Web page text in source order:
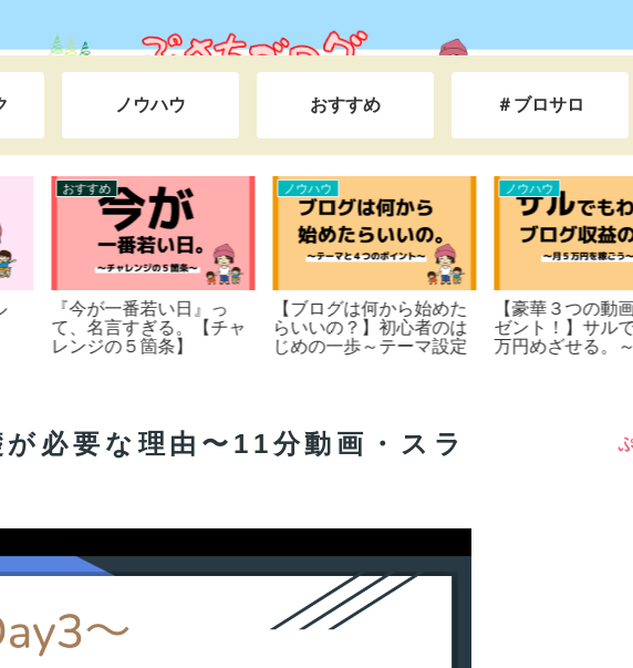
ノウハウ おすすめ ＃ブロサロ
おすすめ
『今が一番若い日』っ
て、名言すぎる。【チャ
レンジの５箇条】
ノウハウ
【ブログは何から始めた
らいいの？】初心者のは
じめの一歩～テーマ設定
ノウハウ
【豪華３つの動画
ゼント！】サルで
万円めざせる。～
必要な理由〜11分動画・スラ